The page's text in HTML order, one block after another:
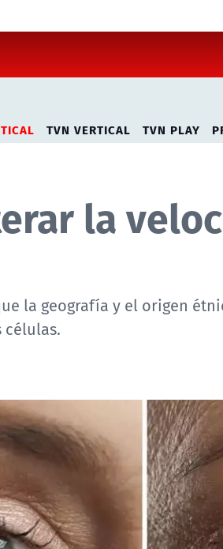
TVN VERTICAL TVN PLAY
la
la geografía y el origen